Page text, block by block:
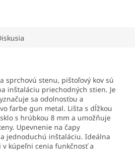
sprchovú stenu, pištoľový kov sú
inštaláciu priechodných stien. Je
sa odolnosťou a
farbe gun metal. Lišta s dĺžkou
s hrúbkou 8 mm a umožňuje
Upevnenie na čapy
jednoduchú inštaláciu. Ideálna
kúpeľni cenia funkčnosť a